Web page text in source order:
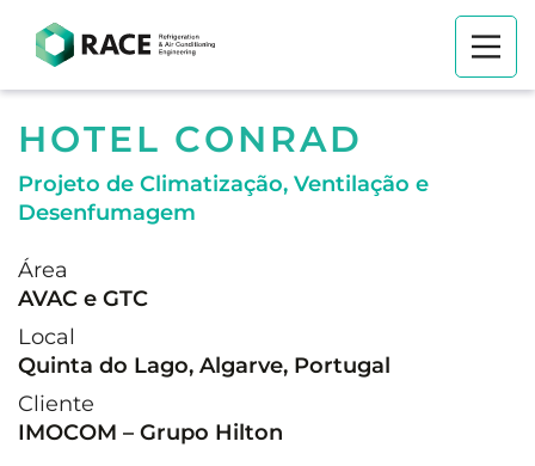
HOTEL CONRAD
Projeto de Climatização, Ventilação e
Desenfumagem
Área
AVAC e GTC
Local
Quinta do Lago, Algarve, Portugal
Cliente
IMOCOM – Grupo Hilton